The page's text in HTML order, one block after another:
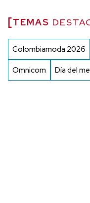
TEMAS
Colombiamoda 2026
Omnicom Día del